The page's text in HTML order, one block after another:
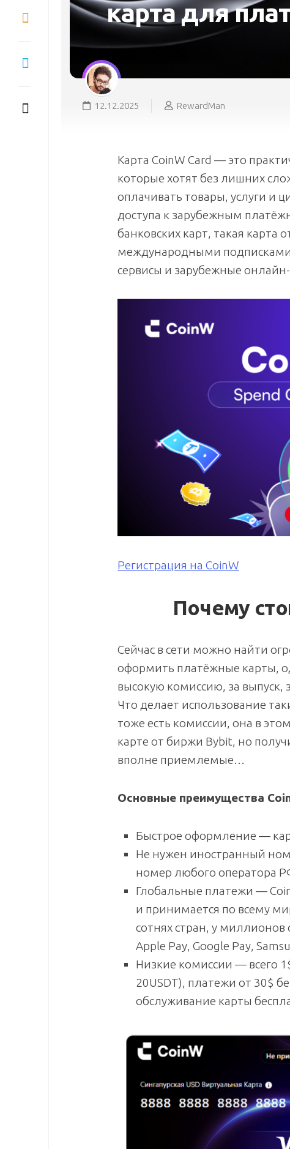
карта для
12.12.2025 RewardMan
Карта CoinW Card — это
которые хотят без лишних
оплачивать товары, услуги и
доступа к зарубежным
банковских карт, такая карта
международными
сервисы и зарубежные
Регистрация на CoinW
Почему
Сейчас в сети можно найти
оформить платёжные карты,
высокую комиссию, за выпуск,
Что делает использование
тоже есть комиссии, она в
карте от биржи Bybit, но
вполне приемлемые…
Основные преимущества
Быстрое оформление —
Не нужен иностранный
номер любого оператора
Глобальные платежи —
и принимается по всему
сотнях стран, у
Apple Pay, Google Pay,
Низкие комиссии — всего
20USDT), платежи от 30$
обслуживание карты